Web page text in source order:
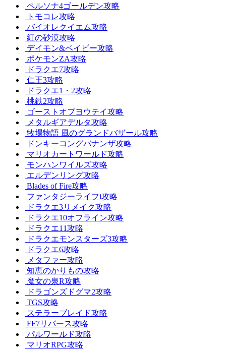
ペルソナ4ゴールデン攻略
トモコレ攻略
バイオレクイエム攻略
紅の砂漠攻略
デイモン&ベイビー攻略
ポケモンZA攻略
ドラクエ7攻略
仁王3攻略
ドラクエ1・2攻略
桃鉄2攻略
ゴーストオブヨウテイ攻略
メタルギアデルタ攻略
牧場物語 風のグランドバザール攻略
ドンキーコングバナンザ攻略
マリオカートワールド攻略
モンハンワイルズ攻略
エルデンリング攻略
Blades of Fire攻略
ファンタジーライフi攻略
ドラクエ3リメイク攻略
ドラクエ10オフライン攻略
ドラクエ11攻略
ドラクエモンスターズ3攻略
ドラクエ6攻略
メタファー攻略
知恵のかりもの攻略
魔女の泉R攻略
ドラゴンズドグマ2攻略
TGS攻略
ステラーブレイド攻略
FF7リバース攻略
パルワールド攻略
マリオRPG攻略